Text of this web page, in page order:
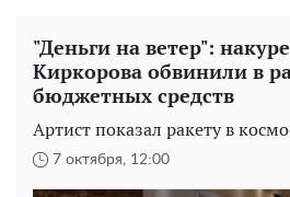
"Деньги на ветер":
Киркорова обвинили в
бюджетных средств
Артист показал ракету в
7 октября, 12:00